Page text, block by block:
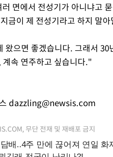
면에서 전성기가 아니냐고
금이 제 전성기라고 하지 말
왔으면 좋겠습니다. 그래서
계속 연주하고 싶습니다."
dazzling@newsis.com
무단 전재 및 재배포 금지